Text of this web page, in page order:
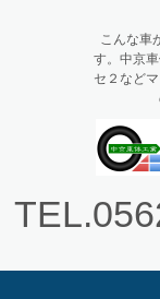
体工業
こんな車
す。中京
セ２など
TEL.